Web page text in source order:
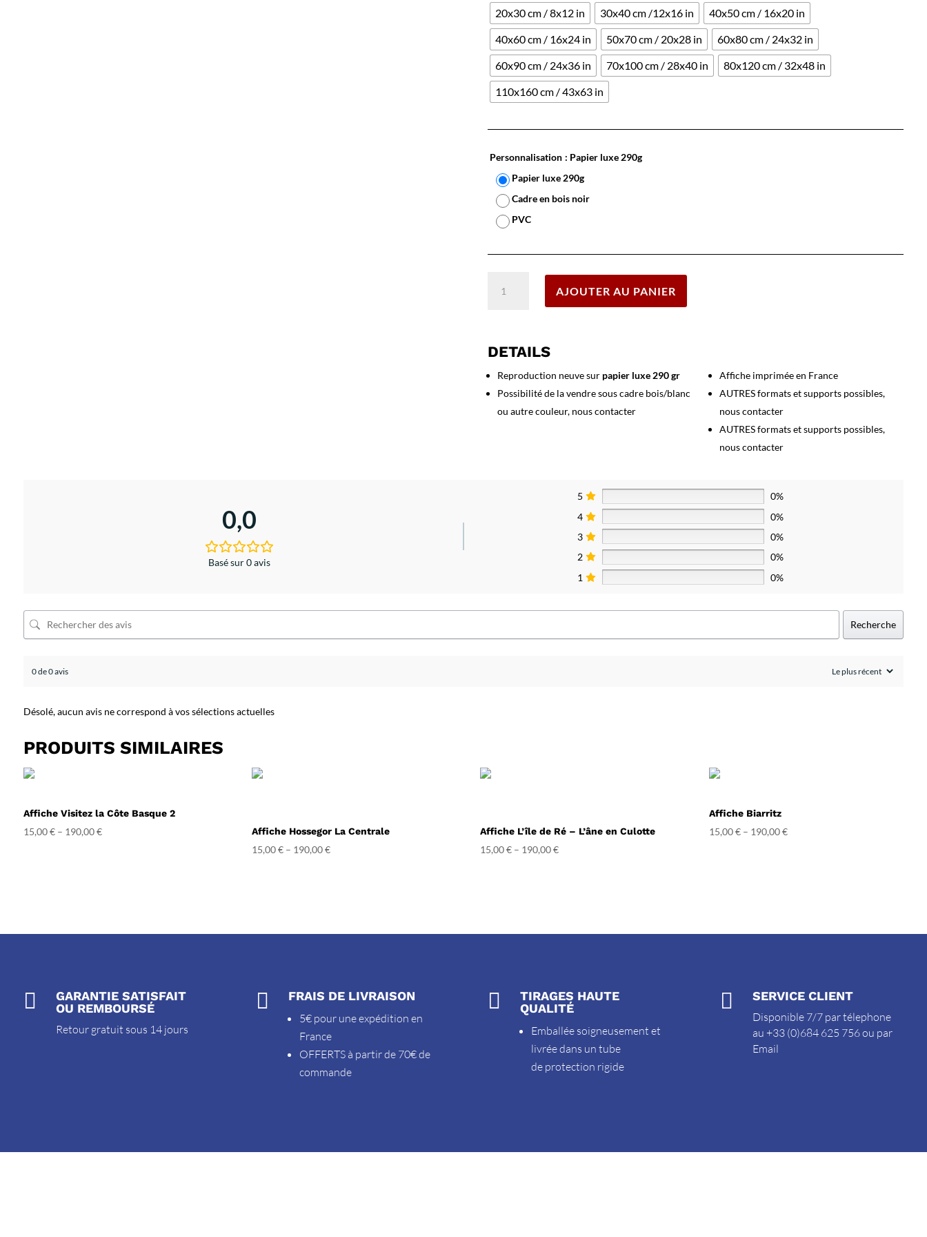
20x30 cm / 8x12 in 30x40 cm /12x16 in
40x50 cm / 16x20 in
40x60 cm / 16x24 in
50x70 cm / 20x28 in
60x80 cm / 24x32 in
60x90 cm / 24x36 in
70x100 cm / 28x40 in
80x120 cm / 32x48 in
110x160 cm / 43x63 in
Personnalisation : Papier luxe 290g
Papier luxe 290g
Cadre en bois noir
PVC
AJOUTER AU PANIER
DETAILS
Reproduction neuve sur papier luxe 290 gr
Possibilité de la vendre sous cadre bois/blanc
ou autre couleur, nous contacter
Affiche imprimée en France
AUTRES formats et supports possibles,
nous contacter
AUTRES formats et supports possibles,
nous contacter
0,0
Basé sur 0 avis
5
0%
4
0%
3
0%
2
0%
1
0%
Recherche
0 de 0 avis
Désolé, aucun avis ne correspond à vos sélections actuelles
PRODUITS SIMILAIRES
Affiche Visitez la Côte Basque 2
15,00€– 190,00€ Affiche Hossegor La Centrale
15,00€– 190,00€
Affiche L’île de Ré – L’âne en Culotte
15,00€ – 190,00€
Affiche Biarritz
15,00€– 190,00€

GARANTIE SATISFAIT
OU REMBOURSÉ
Retour gratuit sous 14 jours
 FRAIS DE LIVRAISON
5€ pour une expédition en
France
OFFERTS à partir de 70€ de
commande

TIRAGES HAUTE
QUALITÉ
Emballée soigneusement et
livrée dans un tube
de protection rigide
 SERVICE CLIENT
Disponible 7/7 par télephone
au +33 (0)684 625 756 ou par
Email